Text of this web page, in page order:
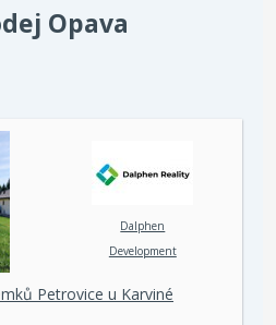
Opava
Dalphen
Development
Petrovice u Karviné